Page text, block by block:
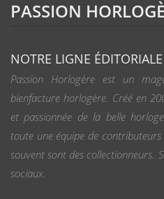
PASSION
NOTRE LIGNE ÉDITORIALE
Passion Horlogère est un
bienfacture horlogère. Créé en
et passionnée de la belle
toute une équipe de
souvent sont des collectionneurs.
sociaux.